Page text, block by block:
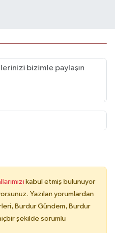
kabul etmiş bulunuyor
Yazılan yorumlardan
Burdur Gündem, Burdur
şekilde sorumlu